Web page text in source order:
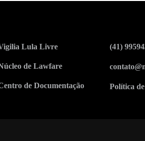
Lula Livre
de Lawfare
de Documentação
(41)
Política